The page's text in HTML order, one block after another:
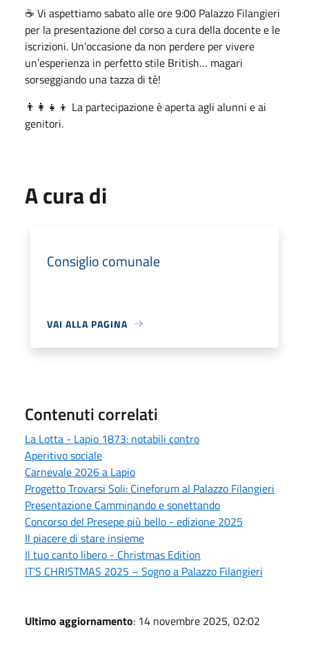
☕ Vi aspettiamo sabato alle ore 9:00 Palazzo Filangieri
per la presentazione del corso a cura della docente e le
iscrizioni. Un’occasione da non perdere per vivere
un’esperienza in perfetto stile British… magari
sorseggiando una tazza di tè!
👨‍👩‍👧‍👦 La partecipazione è aperta agli alunni e ai
genitori.
A cura di
Consiglio comunale
VAI ALLA PAGINA
Contenuti correlati
La Lotta - Lapio 1873: notabili contro
Aperitivo sociale
Carnevale 2026 a Lapio
Progetto Trovarsi Soli: Cineforum al Palazzo Filangieri
Presentazione Camminando e sonettando
Concorso del Presepe più bello - edizione 2025
Il piacere di stare insieme
Il tuo canto libero - Christmas Edition
IT’S CHRISTMAS 2025 – Sogno a Palazzo Filangieri
Ultimo aggiornamento: 14 novembre 2025, 02:02